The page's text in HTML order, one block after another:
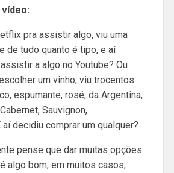
pra assistir algo, viu uma
de tudo quanto é tipo, e aí
a algo no Youtube? Ou
um vinho, viu trocentos
espumante, rosé, da Argentina,
Sauvignon,
aí decidiu comprar um qualquer?
pense que dar muitas opções
algo bom, em muitos casos,